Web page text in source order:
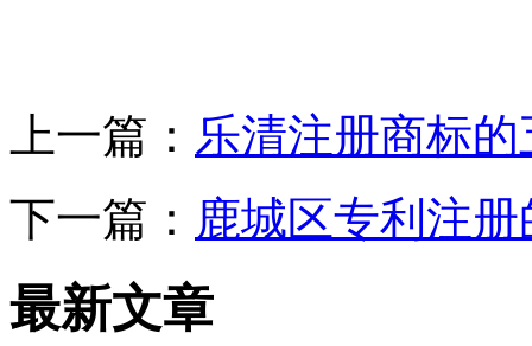
上一篇： 乐清注册商标
下一篇： 鹿城区专利注
最新文章